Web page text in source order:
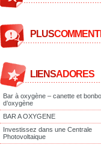
PLUS
LIENSADORES
Bar à oxygène – canette et
d’oxygène
BAR A OXYGENE
Investissez dans une Centrale
Photovoltaique